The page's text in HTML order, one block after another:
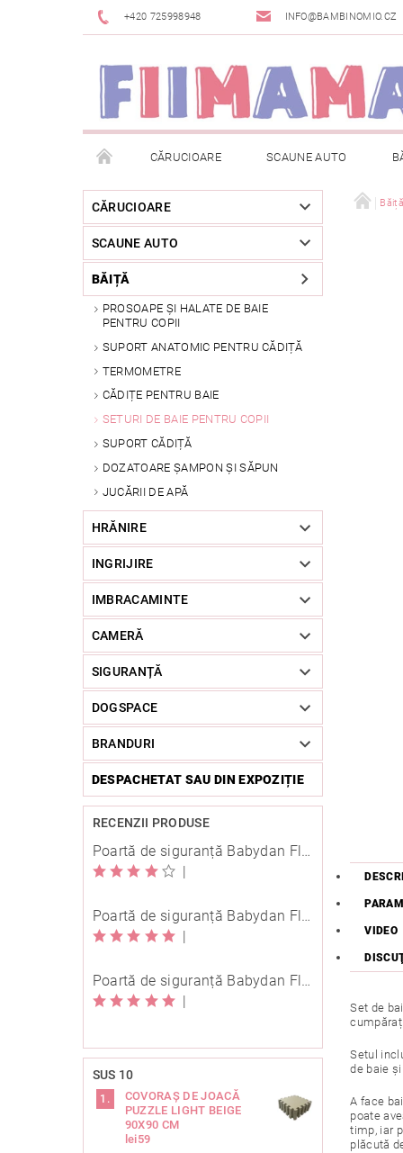
+420 725998948 INFO@BAMBINOMIO.CZ
CĂRUCIOARE SCAUNE AUTO
BRANDURI DESPACHETAT SAU DIN EXPOZIȚIE
RETURNAREA MĂRFII METODE DE PLATĂ
CĂRUCIOARE
SCAUNE AUTO
BĂIȚĂ
PROSOAPE ȘI HALATE DE BAIE
PENTRU COPII
SUPORT ANATOMIC PENTRU CĂDIȚĂ
TERMOMETRE
CĂDIȚE PENTRU BAIE
SETURI DE BAIE PENTRU COPII
SUPORT CĂDIȚĂ
DOZATOARE ȘAMPON ȘI SĂPUN
JUCĂRII DE APĂ
HRĂNIRE
INGRIJIRE
IMBRACAMINTE
CAMERĂ
SIGURANȚĂ
DOGSPACE
BRANDURI
DESPACHETAT SAU DIN EXPOZIȚIE
RECENZII PRODUSE
Poartă de siguranță Babydan Flexi Fit metal albă 67-105,5 cm cu înșurubare
Poartă de siguranță Babydan Flexi Fit metal neagră 67-105,5 cm cu înșurubare
Poartă de siguranță Babydan Flexi Fit metal neagră 67-105,5 cm cu înșurubare
SUS 10
COVORAȘ DE JOACĂ
PUZZLE LIGHT BEIGE
90X90 CM
lei59
Băiță
VIDEO
Set de
Setul
de baie
A face
poate
timp, iar
plăcută